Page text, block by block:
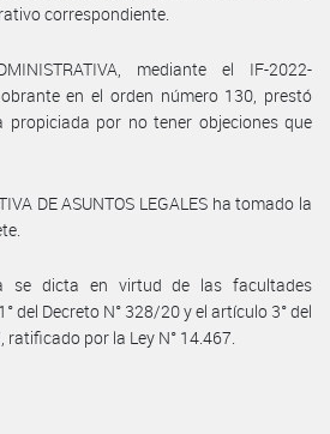
correspondiente.
mediante el IF-2022-
en el orden número 130, prestó
por no tener objeciones que
DE ASUNTOS LEGALES ha tomado la
se dicta en virtud de las facultades
del Decreto N° 328/20 y el artículo 3° del
por la Ley N° 14.467.